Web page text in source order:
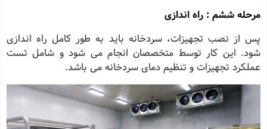
مرحله ششم : راه اندازی
پس از نصب تجهیزات، سردخانه باید به طور کامل راه اندازی
شود. این کار توسط متخصصان انجام می شود و شامل تست
عملکرد تجهیزات و تنظیم دمای سردخانه می باشد.